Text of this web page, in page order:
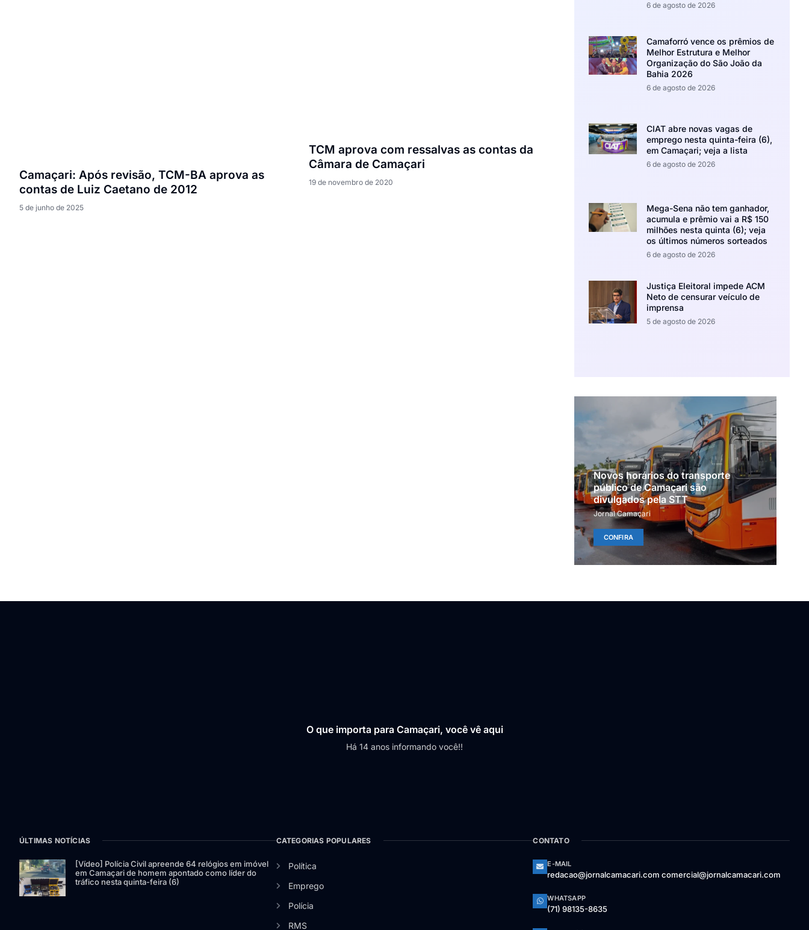
Camaçari: Após revisão, TCM-BA aprova as
contas de Luiz Caetano de 2012
5 de junho de 2025
TCM aprova com ressalvas as contas da
Câmara de Camaçari
19 de novembro de 2020
6 de agosto de 2026
Camaforró vence os prêmios de
Melhor Estrutura e Melhor
Organização do São João da
Bahia 2026
6 de agosto de 2026
CIAT abre novas vagas de
emprego nesta quinta-feira (6),
em Camaçari; veja a lista
6 de agosto de 2026
Mega-Sena não tem ganhador,
acumula e prêmio vai a R$ 150
milhões nesta quinta (6); veja
os últimos números sorteados
6 de agosto de 2026
Justiça Eleitoral impede ACM
Neto de censurar veículo de
imprensa
5 de agosto de 2026
Novos horários do transporte
público de Camaçari são
divulgados pela STT
Jornal Camaçari
CONFIRA
O que importa para Camaçari, você vê aqui
Há 14 anos informando você!!
ÚLTIMAS NOTÍCIAS
[Vídeo] Polícia Civil apreende 64 relógios em imóvel
em Camaçari de homem apontado como líder do
tráfico nesta quinta-feira (6)
CATEGORIAS POPULARES
Política
Emprego
Polícia
RMS
CONTATO
E-MAIL
redacao@jornalcamacari.com comercial@jornalcamacari.com
WHATSAPP
(71) 98135-8635